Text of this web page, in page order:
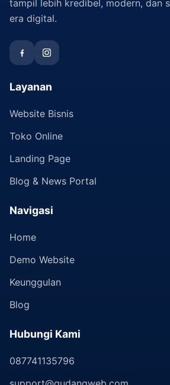
tampil lebih kredibel, modern, dan
era digital.
Layanan
Website Bisnis
Toko Online
Landing Page
Blog & News Portal
Navigasi
Home
Demo Website
Keunggulan
Blog
Hubungi Kami
087741135796